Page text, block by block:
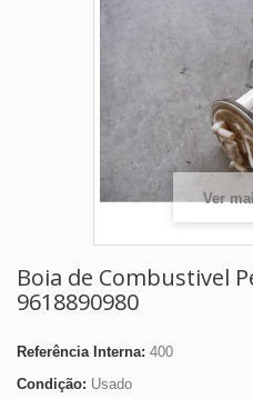
Ver
Boia de Combustivel
9618890980
Referência Interna: 400
Condição: Usado